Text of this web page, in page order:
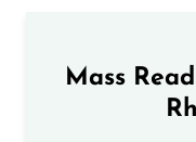
Mass